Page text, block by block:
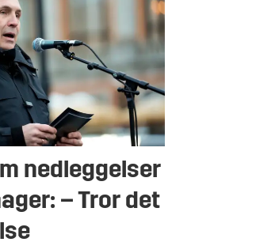
nedleggelser
– Tror det